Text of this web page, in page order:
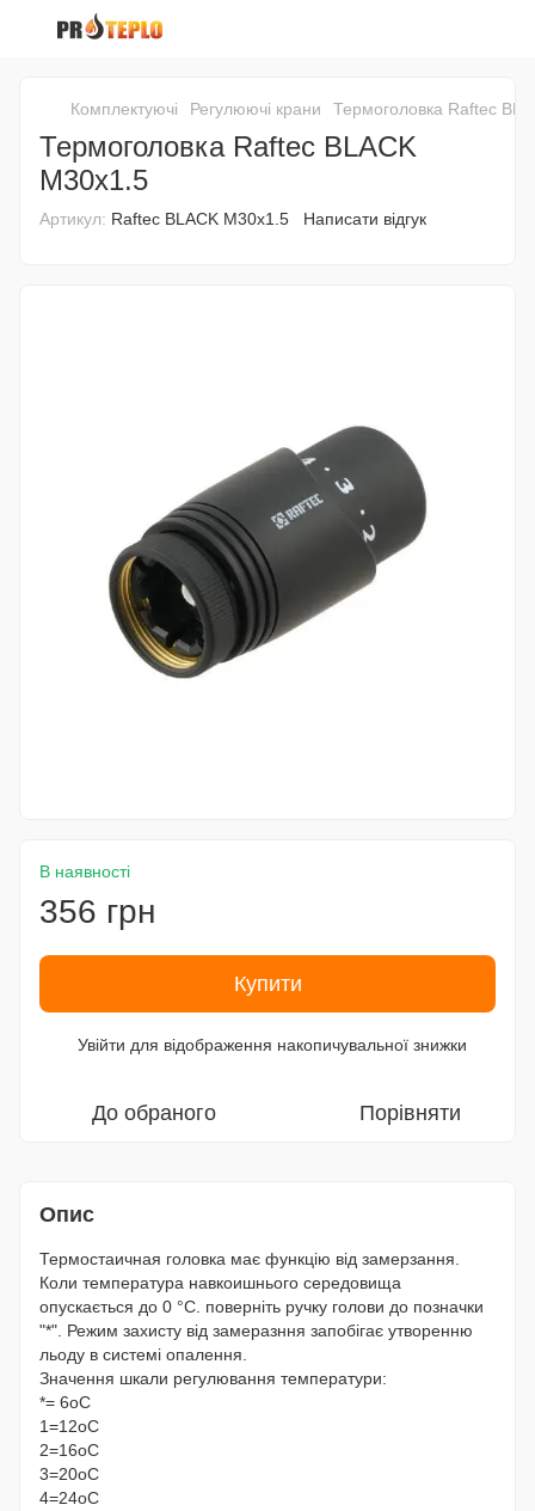
Комплектуючі Регулюючі крани Термоголовка Raftec
Термоголовка Raftec BLACK
М30х1.5
Артикул: Raftec BLACK М30х1.5 Написати відгук
В наявності
356 грн
Купити
Увійти для відображення накопичувальної знижки
До обраного Порівняти
Опис
Термостаичная головка має функцію від замерзання.
Коли температура навкоишнього середовища
опускається до 0 °С. поверніть ручку голови до позначки
"*". Режим захисту від замеразння запобігає утворенню
льоду в системі опалення.
Значення шкали регулювання температури:
*= 6оС
1=12оС
2=16оС
3=20оС
4=24оС